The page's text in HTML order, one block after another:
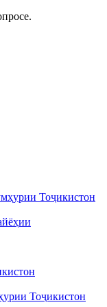
Тоҷикистон
Тоҷикистон